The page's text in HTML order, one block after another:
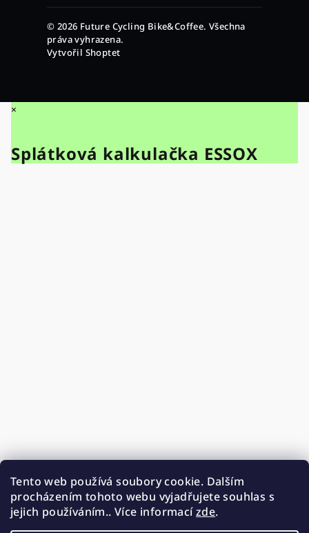
Tento web používá soubory cookie. Dalším
procházením tohoto webu vyjadřujete souhlas s
jejich používáním.. Více informacízde.
© 2026 Future Cycling Bike&Coffee. Všechna
práva vyhrazena.
Vytvořil Shoptet
×
Splátková kalkulačka ESSOX